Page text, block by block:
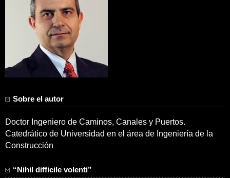
Sobre el autor
Doctor Ingeniero de Caminos, Canales y Puertos.
Catedrático de Universidad en el área de Ingeniería de la
Construcción
“Nihil difficile volenti”